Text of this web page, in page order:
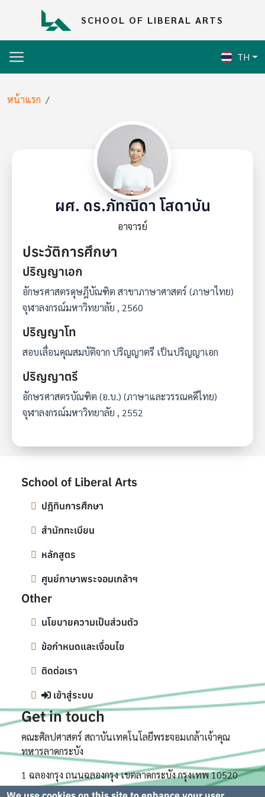
SCHOOL OF LIBERAL ARTS
TH
Breadcrumb
หน้าแรก
ผศ. ดร.ภัทณิดา โสดาบัน
อาจารย์
ประวัติการศึกษา
ปริญญาเอก
อักษรศาสตรดุษฎีบัณฑิต สาขาภาษาศาสตร์ (ภาษาไทย)
จุฬาลงกรณ์มหาวิทยาลัย , 2560
ปริญญาโท
สอบเลื่อนคุณสมบัติจาก ปริญญาตรี เป็นปริญญาเอก
ปริญญาตรี
อักษรศาสตรบัณฑิต (อ.บ.) (ภาษาและวรรณคดีไทย)
จุฬาลงกรณ์มหาวิทยาลัย , 2552
School of Liberal Arts
ปฎิทินการศึกษา
สำนักทะเบียน
หลักสูตร
ศูนย์ภาษาพระจอมเกล้าฯ
Other
นโยบายความเป็นส่วนตัว
ข้อกำหนดและเงื่อนไข
ติดต่อเรา
เข้าสู่ระบบ
Get in touch
คณะศิลปศาสตร์ สถาบันเทคโนโลยีพระจอมเกล้าเจ้าคุณ
ทหารลาดกระบัง
1 ฉลองกรุง ถนนฉลองกรุง เขตลาดกระบัง กรุงเทพ 10520